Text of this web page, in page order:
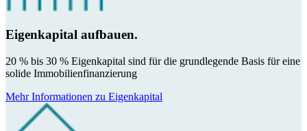
Eigenkapital aufbauen.
20 % bis 30 % Eigenkapital sind für die grundlegende Basis für eine
solide Immobilienfinanzierung
Mehr Informationen zu Eigenkapital